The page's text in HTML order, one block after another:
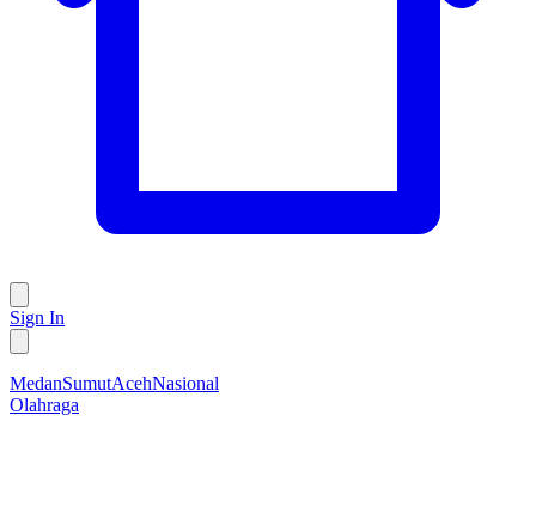
Sign In
MedanSumutAcehNasional
Olahraga